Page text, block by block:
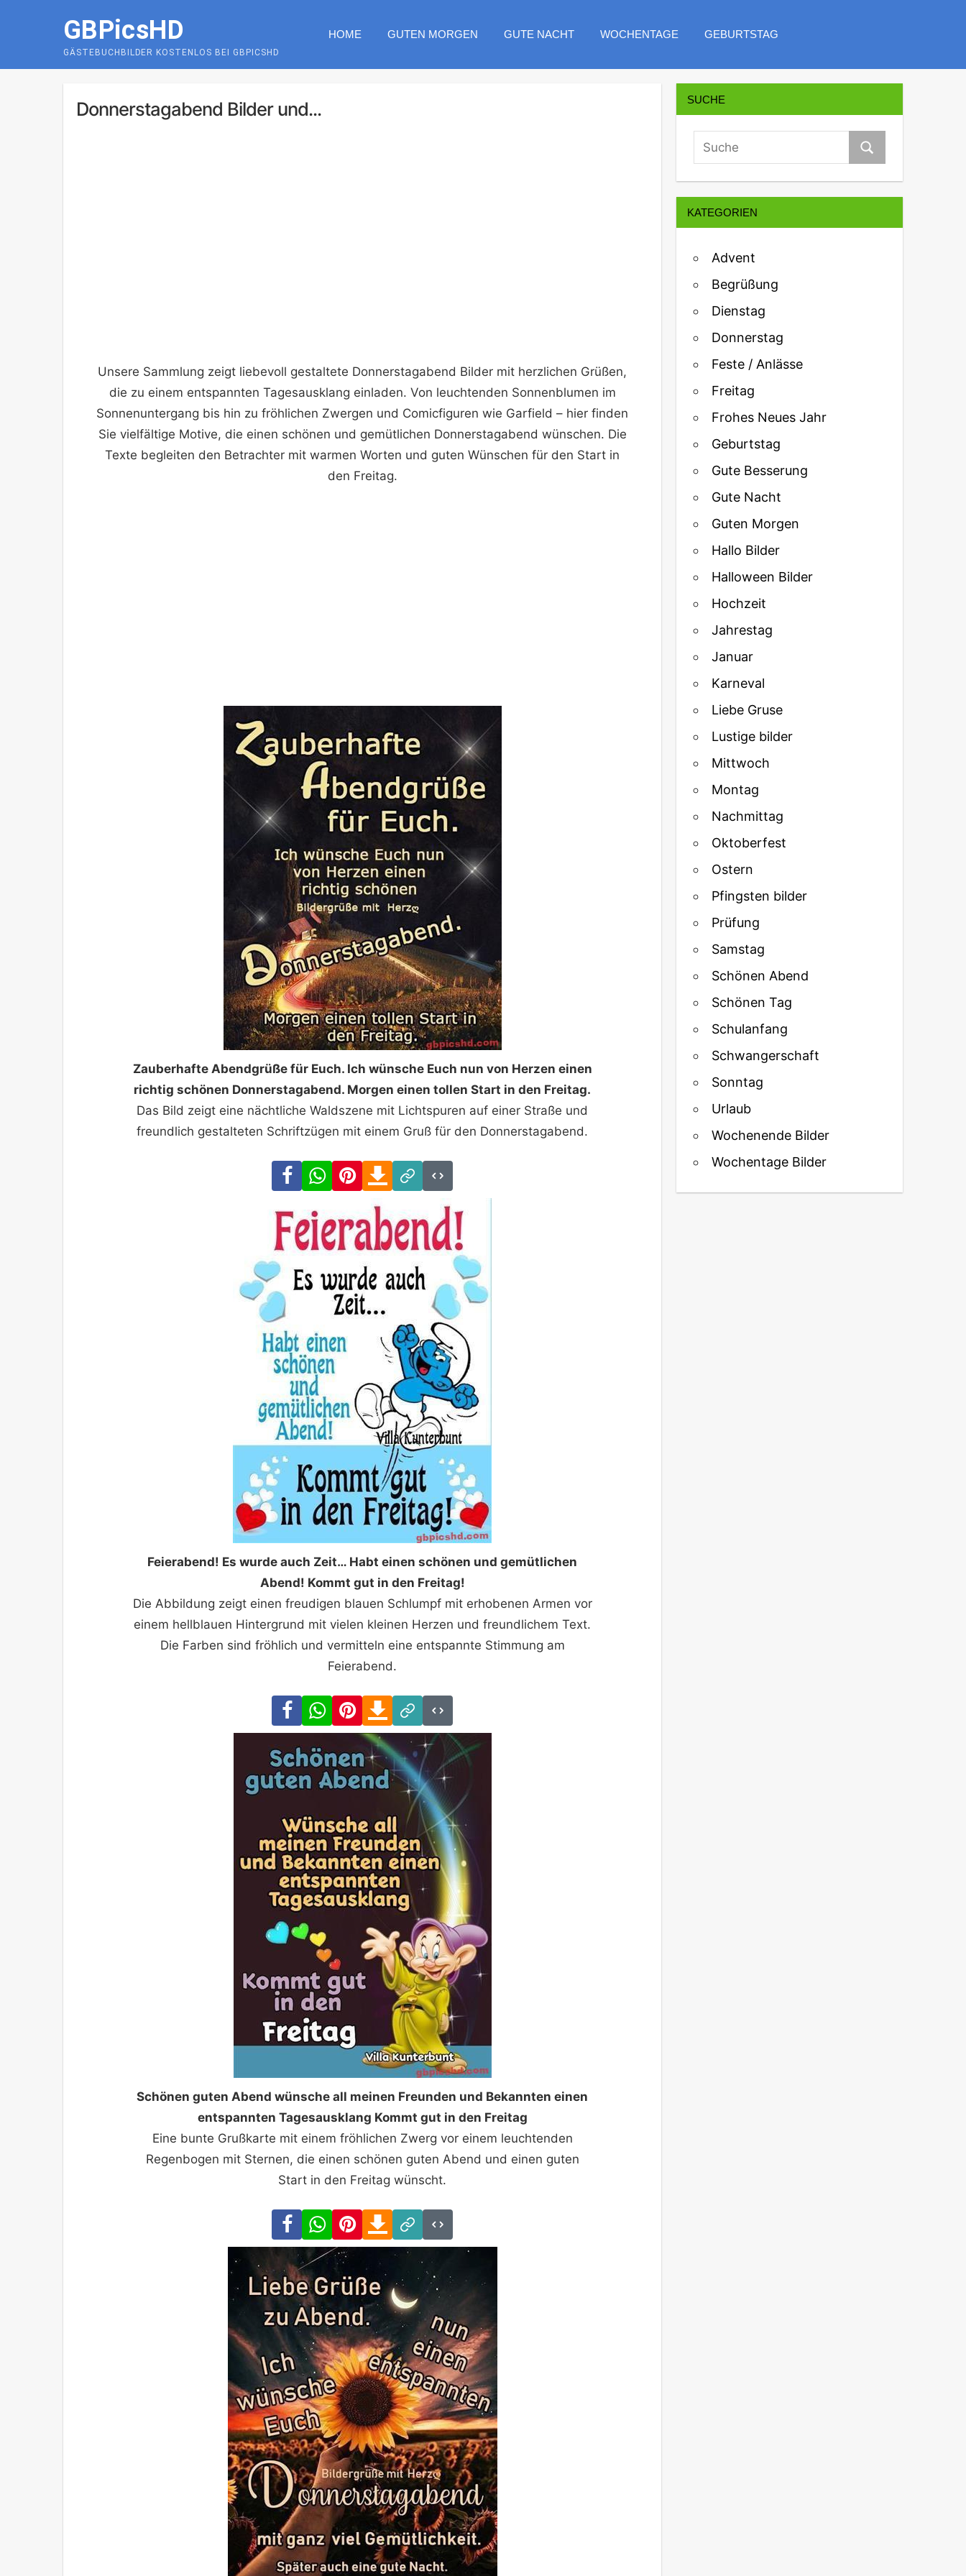
GBPicsHD
GÄSTEBUCHBILDER KOSTENLOS BEI GBPICSHD
HOME GUTEN MORGEN GUTE NACHT WOCHENTAGE GEBURTSTAG
Donnerstagabend Bilder und...
Unsere Sammlung zeigt liebevoll gestaltete Donnerstagabend Bilder mit herzlichen Grüßen,
die zu einem entspannten Tagesausklang einladen. Von leuchtenden Sonnenblumen im
Sonnenuntergang bis hin zu fröhlichen Zwergen und Comicfiguren wie Garfield – hier finden
Sie vielfältige Motive, die einen schönen und gemütlichen Donnerstagabend wünschen. Die
Texte begleiten den Betrachter mit warmen Worten und guten Wünschen für den Start in
den Freitag.
Zauberhafte Abendgrüße für Euch. Ich wünsche Euch nun von Herzen einen
richtig schönen Donnerstagabend. Morgen einen tollen Start in den Freitag.
Das Bild zeigt eine nächtliche Waldszene mit Lichtspuren auf einer Straße und
freundlich gestalteten Schriftzügen mit einem Gruß für den Donnerstagabend.
FacebookWhatsAppPinterestDownload
Link
Feierabend! Es wurde auch Zeit… Habt einen schönen und gemütlichen
Abend! Kommt gut in den Freitag!
Die Abbildung zeigt einen freudigen blauen Schlumpf mit erhobenen Armen vor
einem hellblauen Hintergrund mit vielen kleinen Herzen und freundlichem Text.
Die Farben sind fröhlich und vermitteln eine entspannte Stimmung am
Feierabend.
FacebookWhatsAppPinterestDownload
Link
Schönen guten Abend wünsche all meinen Freunden und Bekannten einen
entspannten Tagesausklang Kommt gut in den Freitag
Eine bunte Grußkarte mit einem fröhlichen Zwerg vor einem leuchtenden
Regenbogen mit Sternen, die einen schönen guten Abend und einen guten
Start in den Freitag wünscht.
FacebookWhatsAppPinterestDownload
Link
SUCHE
KATEGORIEN
Advent
Begrüßung
Dienstag
Donnerstag
Feste / Anlässe
Freitag
Frohes Neues Jahr
Geburtstag
Gute Besserung
Gute Nacht
Guten Morgen
Hallo Bilder
Halloween Bilder
Hochzeit
Jahrestag
Januar
Karneval
Liebe Gruse
Lustige bilder
Mittwoch
Montag
Nachmittag
Oktoberfest
Ostern
Pfingsten bilder
Prüfung
Samstag
Schönen Abend
Schönen Tag
Schulanfang
Schwangerschaft
Sonntag
Urlaub
Wochenende Bilder
Wochentage Bilder